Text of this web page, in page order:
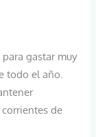
gastar muy
todo el año.
de